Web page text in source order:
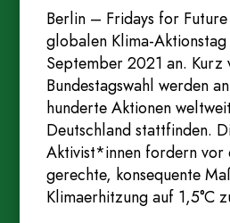
Berlin – Fridays for
globalen Klima-
September 2021 an. Kurz
Bundestagswahl werden
hunderte Aktionen
Deutschland stattfinden.
Aktivist*innen fordern vor
gerechte, konsequente
Klimaerhitzung auf 1,5°C